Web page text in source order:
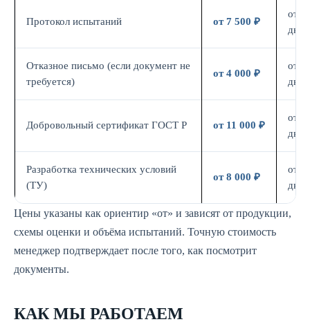
Протокол испытаний от 7 500 ₽
от 7
дн.
Отказное письмо (если документ не
требуется)
от 4 000 ₽
от 3
дн.
Добровольный сертификат ГОСТ Р от 11 000 ₽
от 7
дн.
Разработка технических условий
(ТУ)
от 8 000 ₽
от 5
дн.
Цены указаны как ориентир «от» и зависят от продукции,
схемы оценки и объёма испытаний. Точную стоимость
менеджер подтверждает после того, как посмотрит
документы.
КАК МЫ РАБОТАЕМ